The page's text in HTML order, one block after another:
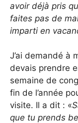
avoir déjà pris
faites pas de
imparti en
J’ai demandé à
devais prendre
semaine de
fin de l’année
visite. Il a dit : «
que tu prends